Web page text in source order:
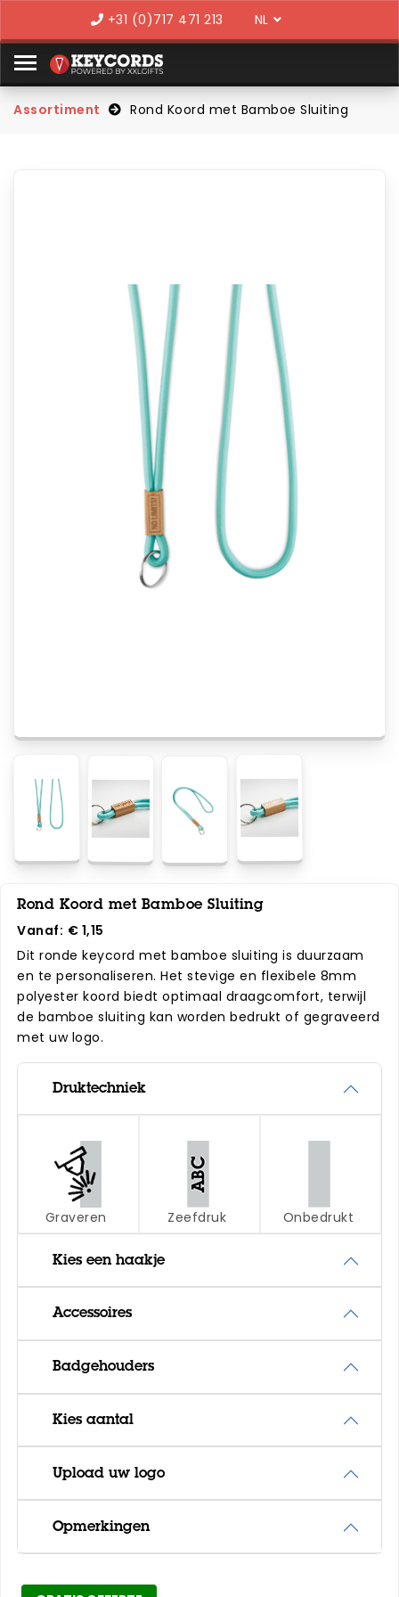
+31 (0)717 471 213
Assortiment Rond Koord met Bamboe Sluiting
Rond Koord met Bamboe Sluiting
Vanaf: € 1,15
Dit ronde keycord met bamboe sluiting is duurzaam
en te personaliseren. Het stevige en flexibele 8mm
polyester koord biedt optimaal draagcomfort, terwijl
de bamboe sluiting kan worden bedrukt of gegraveerd
met uw logo.
Druktechniek
Graveren Zeefdruk Onbedrukt
Kies een haakje
Accessoires
Badgehouders
Kies aantal
Upload uw logo
Opmerkingen